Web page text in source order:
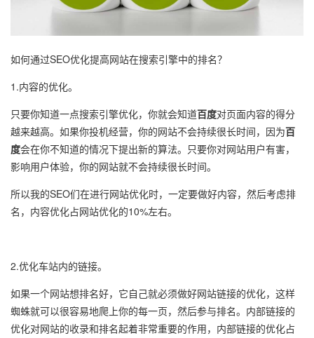
如何通过SEO优化提高网站在搜索引擎中的排名？
1.内容的优化。
只要你知道一点搜索引擎优化，你就会知道百度对页面内容的得分
越来越高。如果你投机经营，你的网站不会持续很长时间，因为百
度会在你不知道的情况下提出新的算法。只要你对网站用户有害，
影响用户体验，你的网站就不会持续很长时间。
所以我的SEO们在进行网站优化时，一定要做好内容，然后考虑排
名，内容优化占网站优化的10%左右。
2.优化车站内的链接。
如果一个网站想排名好，它自己就必须做好网站链接的优化，这样
蜘蛛就可以很容易地爬上你的每一页，然后参与排名。内部链接的
优化对网站的收录和排名起着非常重要的作用，内部链接的优化占